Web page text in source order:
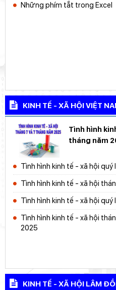
Những phím tắt trong Excel
KINH TẾ - XÃ HỘI VIỆT
Tình hình
tháng năm
Tình hình kinh tế - xã hội
Tình hình kinh tế - xã hội
Tình hình kinh tế - xã hội quý
Tình hình kinh tế - xã hội
2025
KINH TẾ - XÃ HỘI LÂM